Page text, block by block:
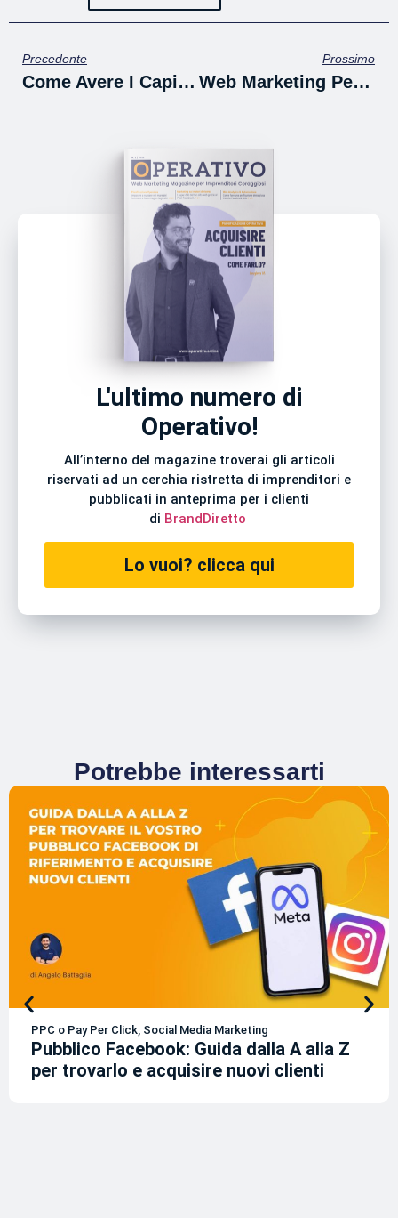
Precedente
Come Avere I Capitoli (Chapter) Su YouTube
Prossimo
Web Marketing Per Ristoranti: Come Resistere Alla Pandemia Grazie Alle Consegne A Domicilio Da E-Commerce E Web Marketing Operativo.
L'ultimo numero di
Operativo!
All’interno del magazine troverai gli articoli
riservati ad un cerchia ristretta di imprenditori e
pubblicati in anteprima per i clienti
di BrandDiretto
Lo vuoi? clicca qui
Potrebbe interessarti
PPC o Pay Per Click Social Media Marketing
Pubblico Facebook: Guida dalla A alla Z
per trovarlo e acquisire nuovi clienti